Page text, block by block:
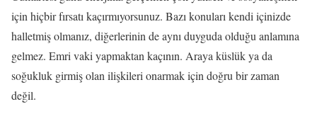
için hiçbir fırsatı kaçırmıyorsunuz. Bazı konuları kendi içinizde
halletmiş olmanız, diğerlerinin de aynı duyguda olduğu anlamına
gelmez. Emri vaki yapmaktan kaçının. Araya küslük ya da
soğukluk girmiş olan ilişkileri onarmak için doğru bir zaman
değil.